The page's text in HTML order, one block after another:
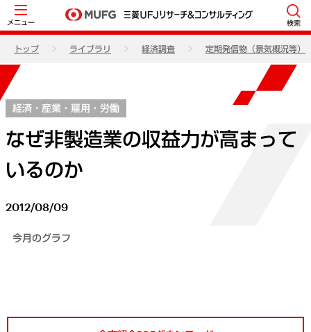
メニュー 検索
トップ ライブラリ 経済調査 定期発信物（景気概況等）
経済・産業・雇用・労働
なぜ非製造業の収益力が高まって
いるのか
2012/08/09
今月のグラフ